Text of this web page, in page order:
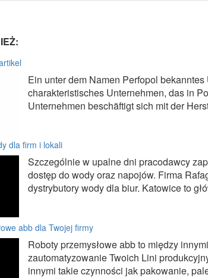
Ein unter dem Namen Perfopol
charakteristisches Unternehmen, das in
Unternehmen beschäftigt sich mit der
dla firm i lokali
Szczególnie w upalne dni pracodawcy
dostęp do wody oraz napojów. Firma
dystrybutory wody dla biur. Katowice to
abb dla Twojej firmy
Roboty przemysłowe abb to między
zautomatyzowanie Twoich Lini
innymi takie czynności jak pakowanie,